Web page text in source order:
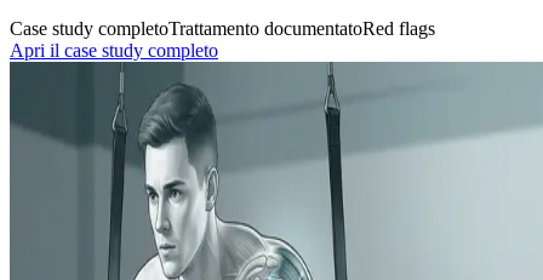
Case study completoTrattamento documentatoRed flags
Apri il case study completo